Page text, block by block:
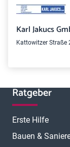
Karl Jakucs
Kattowitzer Straße
Ratgeber
Erste Hilfe
Bauen &